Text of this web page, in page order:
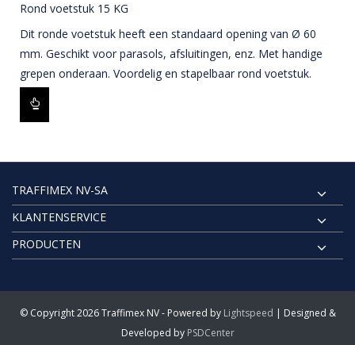
Rond voetstuk 15 KG
Dit ronde voetstuk heeft een standaard opening van Ø 60
mm. Geschikt voor parasols, afsluitingen, enz. Met handige
grepen onderaan. Voordelig en stapelbaar rond voetstuk.
TRAFFIMEX NV-SA
KLANTENSERVICE
PRODUCTEN
© Copyright 2026 Traffimex NV - Powered by Lightspeed | Designed &
Developed by PSDCenter